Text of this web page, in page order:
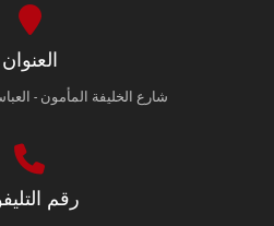
العنوان
شارع الخليفة المأمون -
رقم